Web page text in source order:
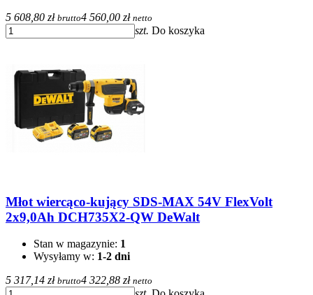
5 608,80 zł brutto4 560,00 zł netto
szt. Do koszyka
Młot wiercąco-kujący SDS-MAX 54V FlexVolt
2x9,0Ah DCH735X2-QW DeWalt
Stan w magazynie: 1
Wysyłamy w: 1-2 dni
5 317,14 zł brutto4 322,88 zł netto